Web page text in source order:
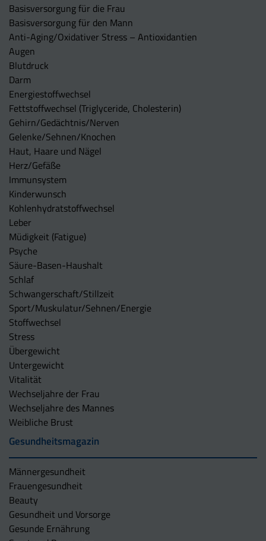
Basisversorgung für die Frau
Basisversorgung für den Mann
Anti-Aging/Oxidativer Stress – Antioxidantien
Augen
Blutdruck
Darm
Energiestoffwechsel
Fettstoffwechsel (Triglyceride, Cholesterin)
Gehirn/Gedächtnis/Nerven
Gelenke/Sehnen/Knochen
Haut, Haare und Nägel
Herz/Gefäße
Immunsystem
Kinderwunsch
Kohlenhydratstoffwechsel
Leber
Müdigkeit (Fatigue)
Psyche
Säure-Basen-Haushalt
Schlaf
Schwangerschaft/Stillzeit
Sport/Muskulatur/Sehnen/Energie
Stoffwechsel
Stress
Übergewicht
Untergewicht
Vitalität
Wechseljahre der Frau
Wechseljahre des Mannes
Weibliche Brust
Gesundheitsmagazin
Männergesundheit
Frauengesundheit
Beauty
Gesundheit und Vorsorge
Gesunde Ernährung